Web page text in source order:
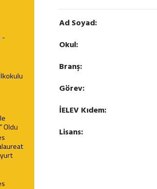
Ad Soyad:
Okul:
Branş:
Görev:
İELEV Kıdem:
Lisans:
-
Oldu